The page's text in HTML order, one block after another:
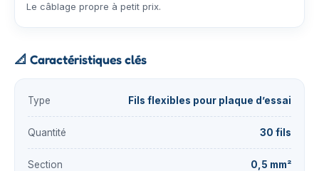
Le câblage propre à petit prix.
📐 Caractéristiques clés
Type Fils flexibles pour plaque d’essai
Quantité 30 fils
Section 0,5 mm²